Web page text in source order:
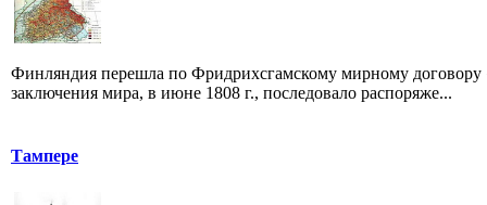
Финляндия перешла по Фридрихсгамскому мирному
заключения мира, в июне 1808 г., последовало распоряже...
Тампере